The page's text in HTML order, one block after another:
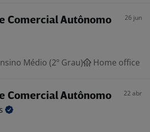
Comercial Autônomo 26 jun
Médio (2º Grau) Home office
Comercial Autônomo 22 abr